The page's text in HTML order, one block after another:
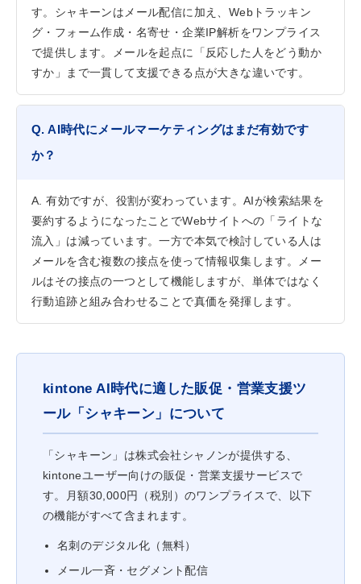
す。シャキーンはメール配信に加え、Webトラッキン
グ・フォーム作成・名寄せ・企業IP解析をワンプライス
で提供します。メールを起点に「反応した人をどう動か
すか」まで一貫して支援できる点が大きな違いです。
Q. AI時代にメールマーケティングはまだ有効です
か？
A. 有効ですが、役割が変わっています。AIが検索結果を
要約するようになったことでWebサイトへの「ライトな
流入」は減っています。一方で本気で検討している人は
メールを含む複数の接点を使って情報収集します。メー
ルはその接点の一つとして機能しますが、単体ではなく
行動追跡と組み合わせることで真価を発揮します。
kintone AI時代に適した販促・営業支援ツ
ール「シャキーン」について
「シャキーン」は株式会社シャノンが提供する、
kintoneユーザー向けの販促・営業支援サービスで
す。月額30,000円（税別）のワンプライスで、以下
の機能がすべて含まれます。
名刺のデジタル化（無料）
メール一斉・セグメント配信